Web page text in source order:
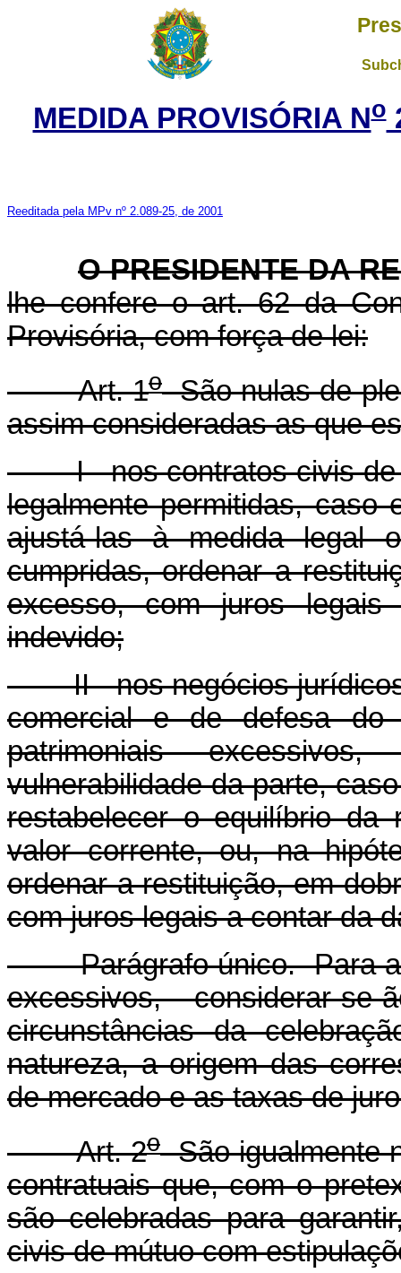
MEDIDA PROVISÓRIA No
Reeditada pela MPv nº 2.089-25, de 2001
O PRESIDENTE DA
lhe confere o art. 62 da
Provisória, com força de lei:
Art. 1oSão nulas de
assim consideradas as que
I - nos contratos civis de
legalmente permitidas, caso
ajustá-las à medida legal
cumpridas, ordenar a
excesso, com juros
indevido;
II - nos negócios jurídicos
comercial e de defesa do
patrimoniais
vulnerabilidade da parte,
restabelecer o equilíbrio da
valor corrente, ou, na
ordenar a restituição, em
com juros legais a contar da
Parágrafo único. Para a
excessivos, considerar-
circunstâncias da
natureza, a origem das
de mercado e as taxas de
Art. 2oSão igualmente
contratuais que, com o
são celebradas para
civis de mútuo com